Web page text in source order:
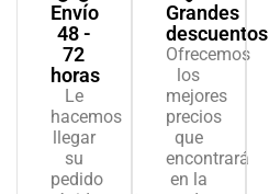
Envío
48 -
72
horas
Le
hacemos
llegar
su
pedido
Grandes
descuentos
Ofrecemos
los
mejores
precios
que
encontrará
en la